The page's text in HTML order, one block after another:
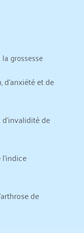
grossesse
d'anxiété et de
de
l'indice
de